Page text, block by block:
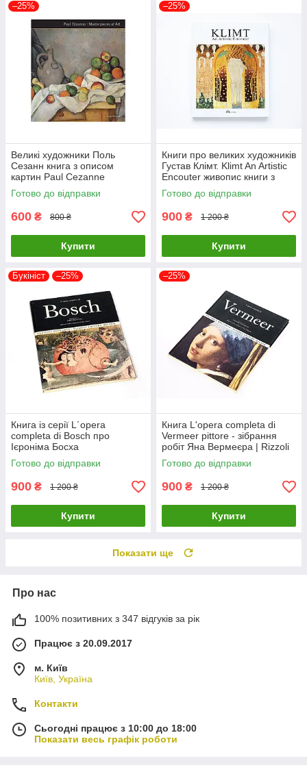
–25%
Великі художники Поль
Сезанн книга з описом
картин Paul Cezanne
Masterpieces of Art. Dr Julian
Beecroft
Готово до відправки
600 ₴ 800 ₴
Купити
–25%
Книги про великих художників
Густав Клімт. Klimt An Artistic
Encouter живопис книги з
історії мистецтва
Готово до відправки
900 ₴ 1 200 ₴
Купити
Букініст –25%
Книга із серії L´opera
completa di Bosch про
Ієроніма Босха
нідерландського художника
Готово до відправки
900 ₴ 1 200 ₴
Купити
–25%
Книга L'opera completa di
Vermeer pittore - зібрання
робіт Яна Вермеєра | Rizzoli
Готово до відправки
900 ₴ 1 200 ₴
Купити
Показати ще
Про нас
100% позитивних з 347 відгуків за рік
Працює з 20.09.2017
м. Київ
Київ, Україна
Контакти
Сьогодні працює з 10:00 до 18:00
Показати весь графік роботи